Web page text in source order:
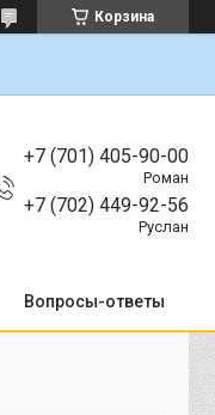
Корзина
+7 (701) 405-90-00
Роман
+7 (702) 449-92-56
Руслан
Вопросы-ответы